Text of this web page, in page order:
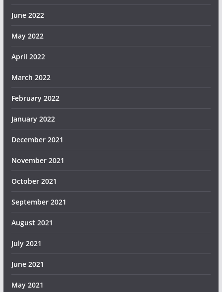
June 2022
May 2022
April 2022
March 2022
February 2022
January 2022
December 2021
November 2021
October 2021
September 2021
August 2021
July 2021
June 2021
May 2021